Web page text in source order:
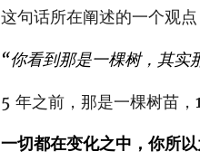
这句话所在阐述的一个观
“你看到那是一棵树，其实
5 年之前，那是一棵树苗
一切都在变化之中，你所